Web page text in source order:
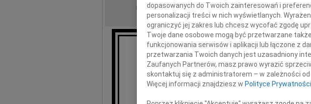
DATA EMISJI: 26.05.2026
Z głębokim smutkiem i żalem
że 21 maja br. zmarł
nasz ukochany Tata, Dziadek i Teść
dopasowanych do Twoich zainteresowań i
personalizacji treści w nich wyświetlanych.
ograniczyć jej zakres lub chcesz wycofać zgodę
Twoje dane osobowe mogą być przetwarzane
funkcjonowania serwisów i aplikacji lub łączone z
przetwarzania Twoich danych jest uzasadniony
Zaufanych Partnerów, masz prawo wyrazić
skontaktuj się z administratorem – w zależności
Więcej informacji znajdziesz w Polityce